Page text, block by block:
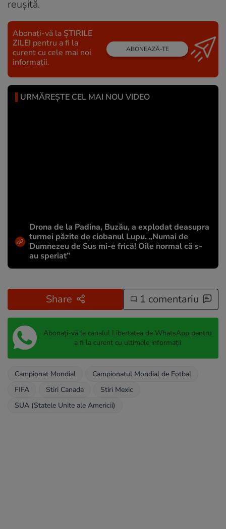
reușită.
Abonați-vă la ȘTIRILE
ZILEI pentru a fi la
curent cu cele mai noi
informații.
ABONEAZĂ-TE
URMĂREȘTE CEL MAI NOU VIDEO
Drona de la Padina, Buzău, a explodat deasupra
turmei păzite de ciobanul Lupu. „Numai de
Dumnezeu de Sus mi-e frică! Oile normal că s-
au speriat”
Share 1 comentariu
Abonați-vă la canalul Libertatea de WhatsApp pentru
a fi la curent cu ultimele informații
Campionat Mondial
Campionatul Mondial de Fotbal
FIFA
Stiri Canada
Stiri Mexic
SUA (Statele Unite ale Americii)